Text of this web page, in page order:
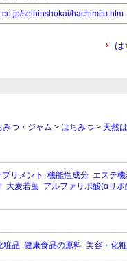
seihinshokai/hachimitu.htm
は
みつ・ジャム > はちみつ > 天然
プリメント 機能性成分 エステ
大麦若葉 アルファリポ酸(αリポ
粧品 健康食品の原料 美容・化